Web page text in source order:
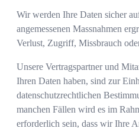
Wir werden Ihre Daten sicher
angemessenen Massnahmen
Verlust, Zugriff, Missbrauch
Unsere Vertragspartner und
Ihren Daten haben, sind zur
datenschutzrechtlichen
manchen Fällen wird es im
erforderlich sein, dass wir Ihre